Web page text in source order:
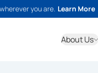
you are. Learn More
About Us